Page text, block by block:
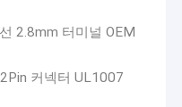
2.8mm 터미널 OEM
커넥터 UL1007